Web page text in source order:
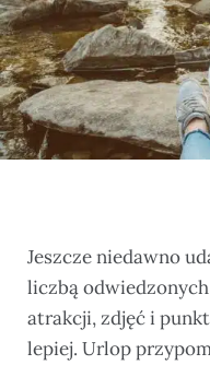
Jeszcze niedawno
liczbą
atrakcji, zdjęć i
lepiej. Urlop